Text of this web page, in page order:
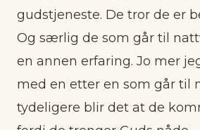
gudstjeneste. De tror de er
Og særlig de som går til
en annen erfaring. Jo mer
med en etter en som går til
tydeligere blir det at de